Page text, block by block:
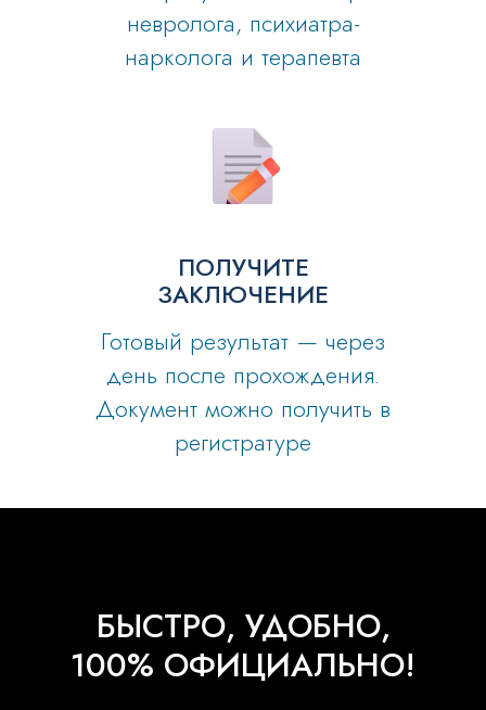
невролога, психиатра-
нарколога и терапевта
ПОЛУЧИТЕ
ЗАКЛЮЧЕНИЕ
Готовый результат — через
день после прохождения.
Документ можно получить в
регистратуре
БЫСТРО, УДОБНО,
100% ОФИЦИАЛЬНО!